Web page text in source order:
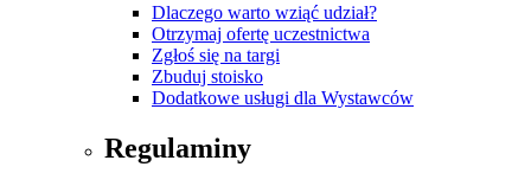
Dlaczego warto wziąć udział?
Otrzymaj ofertę uczestnictwa
Zgłoś się na targi
Zbuduj stoisko
Dodatkowe usługi dla Wystawców
Regulaminy